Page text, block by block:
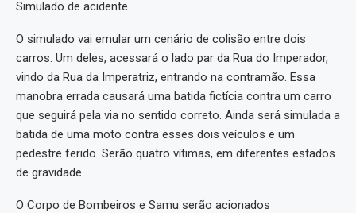
Simulado de acidente
O simulado vai emular um cenário de colisão entre dois
carros. Um deles, acessará o lado par da Rua do Imperador,
vindo da Rua da Imperatriz, entrando na contramão. Essa
manobra errada causará uma batida fictícia contra um carro
que seguirá pela via no sentido correto. Ainda será simulada a
batida de uma moto contra esses dois veículos e um
pedestre ferido. Serão quatro vítimas, em diferentes estados
de gravidade.
O Corpo de Bombeiros e Samu serão acionados